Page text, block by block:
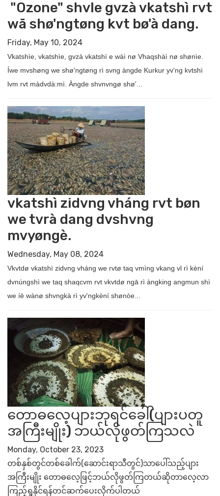
"Ozone" shvle gvzà vkatshì rvt
wā shø'ngtøng kvt bø'à dang.
Friday, May 10, 2024
Vkatshìe, vkatshìe, gvzà vkatshì e wàì nø Vhaqshàì nø shønìe.
Íwe mvshøng we shø'ngtøng rì svng àngde Kurkur yv'ng kvtshì
lvm rvt màdvdà:mì. Àngde shvnvngø shø'...
vkatshì zidvng vháng rvt bøn
we tvrà dang dvshvng
mvyøngè.
Wednesday, May 08, 2024
Vkvtdø vkatshì zidvng vháng we rvtø taq vmìng vkang vl rì kèní
dvnúngshì we taq shaqcvm rvt vkvtdø ngā rì àngking angmun shì
we íē wànø shvngkà rì yv'ngkèní shønòe...
တောဓလေ့ပျားဘုရင်ခေါ်(ပျားပတူ
အကြီးမျိုး) ဘယ်လိုဖွတ်ကြသလဲ
Monday, October 23, 2023
တစ်နှစ်တွင်တစ်ခေါက်(ဆောင်းရာသီတွင်)သာပေါ်သည့်ပျား
အကြီးမျိုး တောဓလေ့ဖြင့်ဘယ်လိုဖွတ်ကြတယ်ဆိုတာလေ့လာ
ကြည့်ရှုနိုင်ရန်တင်ဆက်ပေးလိုက်ပါတယ်